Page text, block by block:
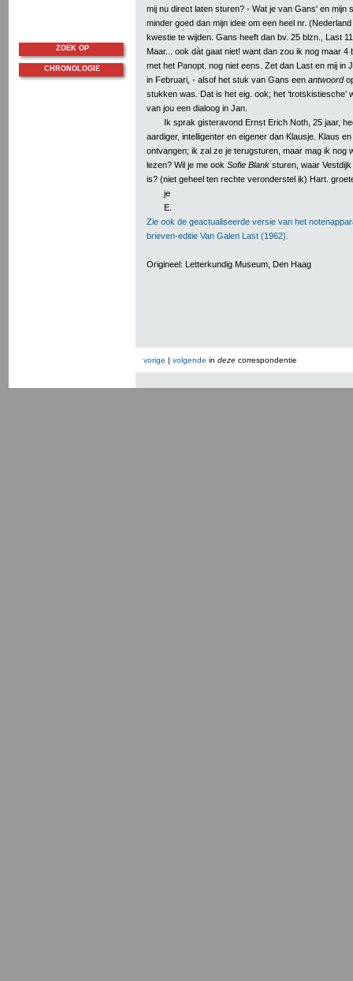
mij nu direct laten sturen? - Wat je van Gans' en mijn
minder goed dan mijn idee om een heel nr.
kwestie te wijden. Gans heeft dan bv. 25 blzn., Last
Maar... ook dàt gaat niet! want dan zou ik nog maar 4
met het Panopt. nog niet eens. Zet dan Last en mij in
in Februari, - alsof het stuk van Gans een antwoord
stukken was. Dat is het eig. ook; het ‘trotskistiesche’
van jou een dialoog in Jan.
Ik sprak gisteravond Ernst Erich Noth, 25 jaar,
aardiger, intelligenter en eigener dan Klausje. Klaus en
ontvangen; ik zal ze je terugsturen, maar mag ik nog
lezen? Wil je me ook Sofie Blank sturen, waar
is? (niet geheel ten rechte veronderstel ik) Hart.
je
E.
Zie ook de geactualiseerde versie van het
brieven-editie Van Galen Last (1962).
Origineel: Letterkundig Museum, Den Haag
vorige | volgende in deze correspondentie
ZOEK OP
CHRONOLOGIE